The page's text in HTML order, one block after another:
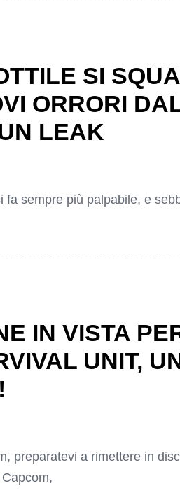
SI
ORRORI
LEAK
fa sempre più palpabile, e
IN VISTA
UNIT,
preparatevi a rimettere in